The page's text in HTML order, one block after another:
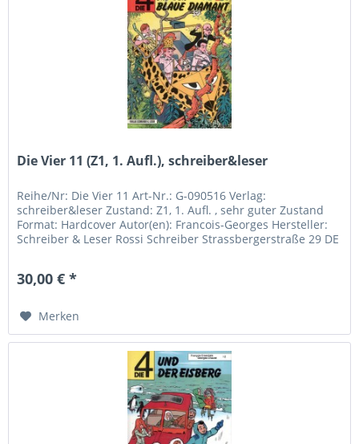
Die Vier 11 (Z1, 1. Aufl.), schreiber&leser
Reihe/Nr: Die Vier 11 Art-Nr.: G-090516 Verlag:
schreiber&leser Zustand: Z1, 1. Aufl. , sehr guter Zustand
Format: Hardcover Autor(en): Francois-Georges Hersteller:
Schreiber & Leser Rossi Schreiber Strassbergerstraße 29 DE
30,00 € *
Merken